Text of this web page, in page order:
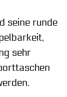
seine runde
sehr